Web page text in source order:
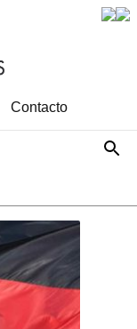
Contacto